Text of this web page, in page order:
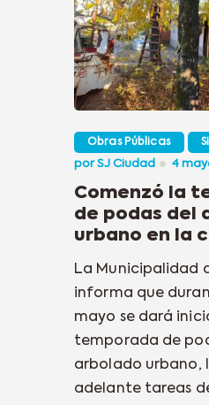
Obras Públicas
porSJ Ciudad 4
Comenzó la
de podas del
urbano en la
La Municipalidad
informa que
mayo se dará
temporada de
arbolado urbano,
adelante tareas